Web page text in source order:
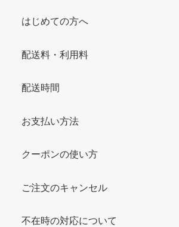
はじめての方へ
配送料・利用料
配送時間
お支払い方法
クーポンの使い方
ご注文のキャンセル
不在時の対応について